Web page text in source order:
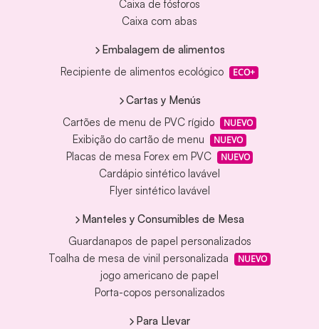
Caixa de fósforos
Caixa com abas
Embalagem de alimentos
Recipiente de alimentos ecológico
ECO+
Cartas y Menús
Cartões de menu de PVC rígido
NUEVO
Exibição do cartão de menu NUEVO
Placas de mesa Forex em PVC NUEVO
Cardápio sintético lavável
Flyer sintético lavável
Manteles y Consumibles de Mesa
Guardanapos de papel personalizados
Toalha de mesa de vinil personalizada
NUEVO
jogo americano de papel
Porta-copos personalizados
Para Llevar